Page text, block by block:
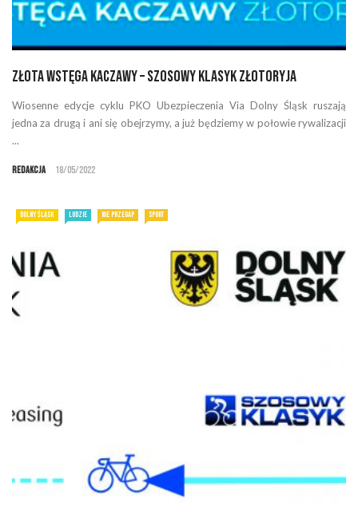
Złota Wstęga Kaczawy – Szosowy Klasyk Złotoryja
Wiosenne edycje cyklu PKO Ubezpieczenia Via Dolny Śląsk ruszają
jedna za drugą i ani się obejrzymy, a już będziemy w połowie rywalizacji
...
Redakcja 18/05/2022
DOLNY ŚLĄSK LUDZIE NIE PRZEGAP SPORT